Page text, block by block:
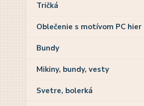
Tričká
Oblečenie s motívom PC hier
Bundy
Mikiny, bundy, vesty
Svetre, bolerká